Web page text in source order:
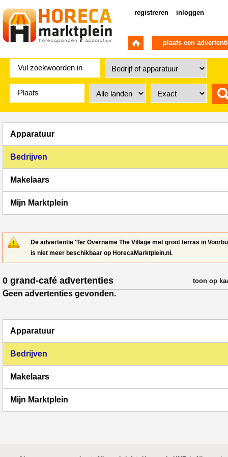
registreren inloggen
plaats een
Apparatuur
Bedrijven
Makelaars
Mijn Marktplein
De advertentie 'Ter Overname The Village met groot terras in
is niet meer beschikbaar op HorecaMarktplein.nl.
0 grand-café advertenties verfijn
toon op
Geen advertenties gevonden.
Apparatuur
Bedrijven
Makelaars
Mijn Marktplein